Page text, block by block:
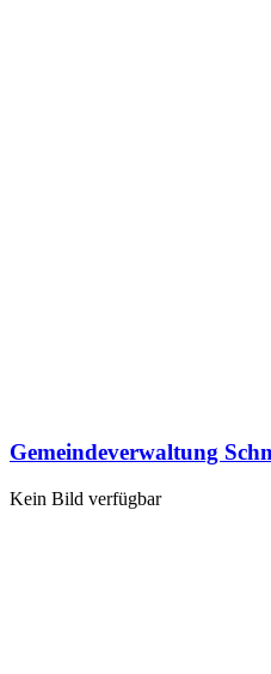
Gemeindeverwaltung
Kein Bild verfügbar